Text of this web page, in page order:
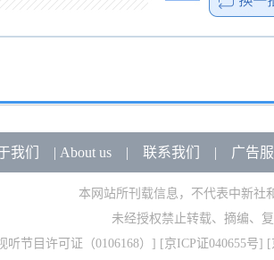
我们 | About us| 联系我们 | 广告
本网站所刊载信息，不代表中新社
未经授权禁止转载、摘编、
听节目许可证（0106168） ] [京ICP证040655号] [